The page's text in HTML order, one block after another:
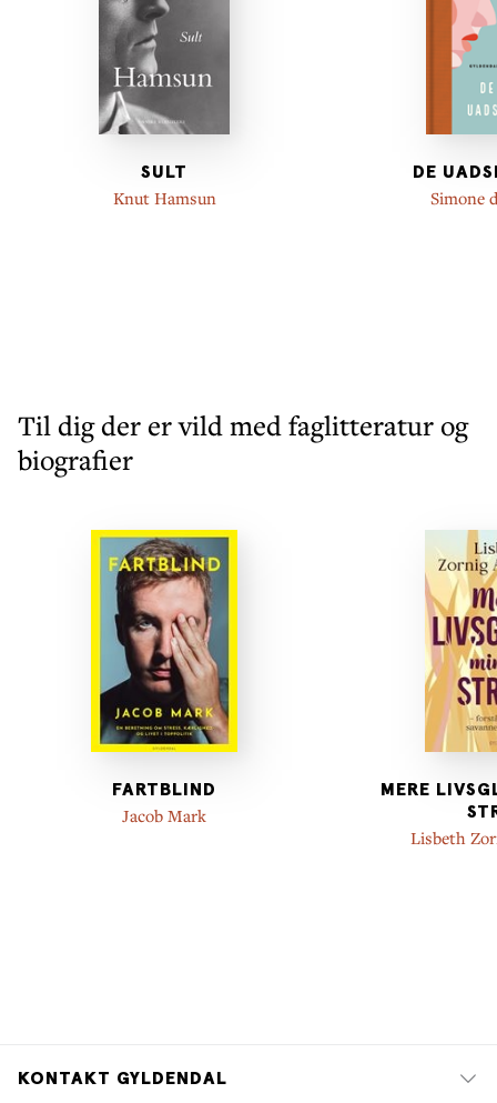
SULT
Knut Hamsun
DE
Simone
Til dig der er vild med faglitteratur og
biografier
FARTBLIND
Jacob Mark
MERE
Lisbeth
KONTAKT GYLDENDAL